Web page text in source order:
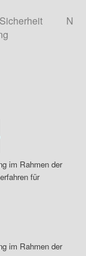
Sicherheit
N
im Rahmen der
für
im Rahmen der